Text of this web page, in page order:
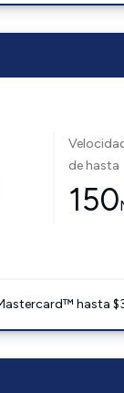
de hasta
150
hasta